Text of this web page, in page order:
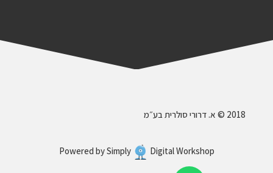
‎ © 2018א. דרורי סולרית בע״מ
Powered bySimply Digital Workshop